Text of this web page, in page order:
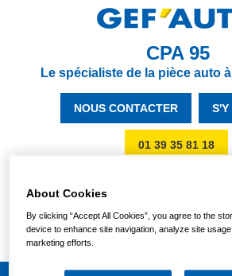
CPA 95
Le spécialiste de la pièce auto
NOUS CONTACTER S'Y
01 39 35 81 18
Vendredi :
09:00/19:00
About Cookies
By clicking “Accept All Cookies”, you agree to the
device to enhance site navigation, analyze site
marketing efforts.